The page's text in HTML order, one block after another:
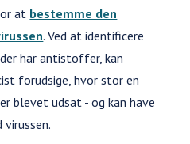
at bestemme den
. Ved at identificere
har antistoffer, kan
forudsige, hvor stor en
blevet udsat - og kan have